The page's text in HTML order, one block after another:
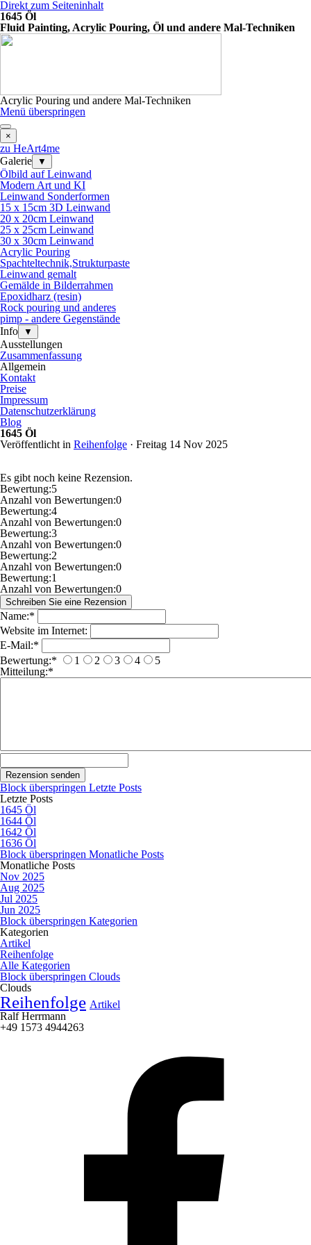
Direkt zum Seiteninhalt
1645 Öl
Fluid Painting, Acrylic Pouring, Öl und andere Mal-Techniken
Acrylic Pouring und andere Mal-Techniken
Menü überspringen
×
zu HeArt4me
Galerie
▼
Ölbild auf Leinwand
Modern Art und KI
Leinwand Sonderformen
15 x 15cm 3D Leinwand
20 x 20cm Leinwand
25 x 25cm Leinwand
30 x 30cm Leinwand
Acrylic Pouring
Spachteltechnik,Strukturpaste
Leinwand gemalt
Gemälde in Bilderrahmen
Epoxidharz (resin)
Rock pouring und anderes
pimp - andere Gegenstände
Info
▼
Ausstellungen
Zusammenfassung
Allgemein
Kontakt
Preise
Impressum
Datenschutzerklärung
Blog
1645 Öl
Veröffentlicht in Reihenfolge · Freitag 14 Nov 2025
Es gibt noch keine Rezension.
Bewertung:5
Anzahl von Bewertungen:0
Bewertung:4
Anzahl von Bewertungen:0
Bewertung:3
Anzahl von Bewertungen:0
Bewertung:2
Anzahl von Bewertungen:0
Bewertung:1
Anzahl von Bewertungen:0
Name:*
Website im Internet:
E-Mail:*
Bewertung:* 1 2 3 4
5
Mitteilung:*
Block überspringen Letzte Posts
Letzte Posts
1645 Öl
1644 Öl
1642 Öl
1636 Öl
Block überspringen Monatliche Posts
Monatliche Posts
Nov 2025
Aug 2025
Jul 2025
Jun 2025
Block überspringen Kategorien
Kategorien
Artikel
Reihenfolge
Alle Kategorien
Block überspringen Clouds
Clouds
Reihenfolge Artikel
Ralf Herrmann
+49 1573 4944263